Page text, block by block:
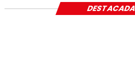
DESTACADA